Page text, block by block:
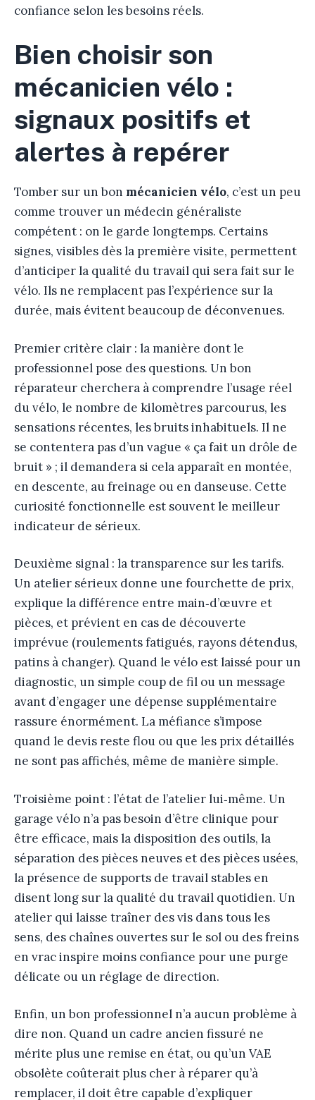
confiance selon les besoins réels.
Bien choisir son
mécanicien vélo :
signaux positifs et
alertes à repérer
Tomber sur un bon mécanicien vélo, c’est un peu
comme trouver un médecin généraliste
compétent : on le garde longtemps. Certains
signes, visibles dès la première visite, permettent
d’anticiper la qualité du travail qui sera fait sur le
vélo. Ils ne remplacent pas l’expérience sur la
durée, mais évitent beaucoup de déconvenues.
Premier critère clair : la manière dont le
professionnel pose des questions. Un bon
réparateur cherchera à comprendre l’usage réel
du vélo, le nombre de kilomètres parcourus, les
sensations récentes, les bruits inhabituels. Il ne
se contentera pas d’un vague « ça fait un drôle de
bruit » ; il demandera si cela apparaît en montée,
en descente, au freinage ou en danseuse. Cette
curiosité fonctionnelle est souvent le meilleur
indicateur de sérieux.
Deuxième signal : la transparence sur les tarifs.
Un atelier sérieux donne une fourchette de prix,
explique la différence entre main‑d’œuvre et
pièces, et prévient en cas de découverte
imprévue (roulements fatigués, rayons détendus,
patins à changer). Quand le vélo est laissé pour un
diagnostic, un simple coup de fil ou un message
avant d’engager une dépense supplémentaire
rassure énormément. La méfiance s’impose
quand le devis reste flou ou que les prix détaillés
ne sont pas affichés, même de manière simple.
Troisième point : l’état de l’atelier lui‑même. Un
garage vélo n’a pas besoin d’être clinique pour
être efficace, mais la disposition des outils, la
séparation des pièces neuves et des pièces usées,
la présence de supports de travail stables en
disent long sur la qualité du travail quotidien. Un
atelier qui laisse traîner des vis dans tous les
sens, des chaînes ouvertes sur le sol ou des freins
en vrac inspire moins confiance pour une purge
délicate ou un réglage de direction.
Enfin, un bon professionnel n’a aucun problème à
dire non. Quand un cadre ancien fissuré ne
mérite plus une remise en état, ou qu’un VAE
obsolète coûterait plus cher à réparer qu’à
remplacer, il doit être capable d’expliquer